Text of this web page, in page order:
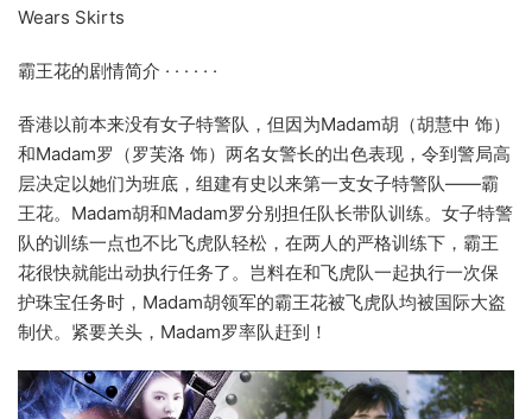
Wears Skirts
霸王花的剧情简介 · · · · · ·
香港以前本来没有女子特警队，但因为Madam胡（胡慧中 饰）
和Madam罗（罗芙洛 饰）两名女警长的出色表现，令到警局高
层决定以她们为班底，组建有史以来第一支女子特警队——霸
王花。Madam胡和Madam罗分别担任队长带队训练。女子特警
队的训练一点也不比飞虎队轻松，在两人的严格训练下，霸王
花很快就能出动执行任务了。岂料在和飞虎队一起执行一次保
护珠宝任务时，Madam胡领军的霸王花被飞虎队均被国际大盗
制伏。紧要关头，Madam罗率队赶到！